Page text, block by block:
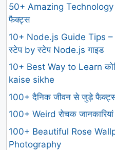
50+ Amazing Technology
फैक्ट्स
10+ Node.js Guide Tips –
स्टेप by स्टेप Node.js गाइड
10+ Best Way to Learn
kaise sikhe
100+ दैनिक जीवन से जुड़े
100+ Weird रोचक
100+ Beautiful Rose
Photography